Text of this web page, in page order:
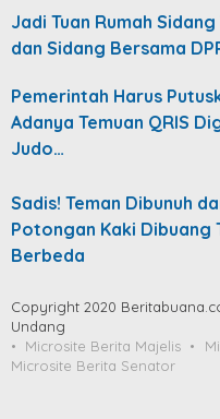
Jadi Tuan Rumah Sidang
dan Sidang Bersama
Pemerintah Harus
Adanya Temuan QRIS
Judo…
Sadis! Teman Dibunuh
Potongan Kaki Dibuang
Berbeda
Copyright 2020
Undang
Microsite Berita Majelis
Microsite Berita Senator